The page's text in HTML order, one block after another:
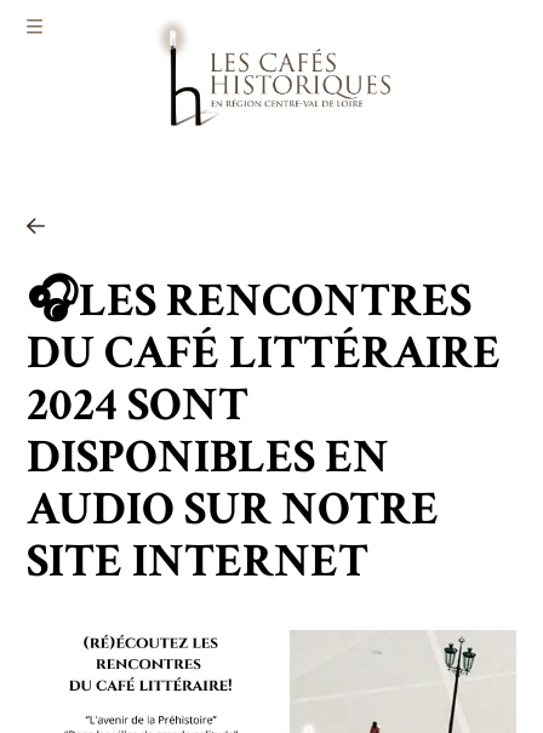
Aller au contenu principal
​​🎧LES RENCONTRES
DU CAFÉ LITTÉRAIRE
2024 SONT
DISPONIBLES EN
AUDIO SUR NOTRE
SITE INTERNET
Actualités
Agenda
Infos pratiques
Contact
Newsletter
Instagram
Linkedin